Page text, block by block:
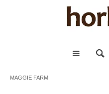
MAGGIE FARM